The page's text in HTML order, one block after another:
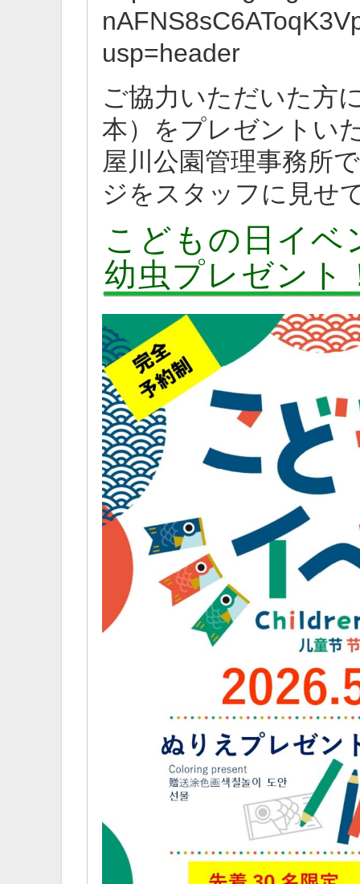
usp=header
ご協力いただいた方
本）をプレゼントい
屋川公園管理事務所
ジをスタッフに見せ
こどもの日イベ
幼虫プレゼント